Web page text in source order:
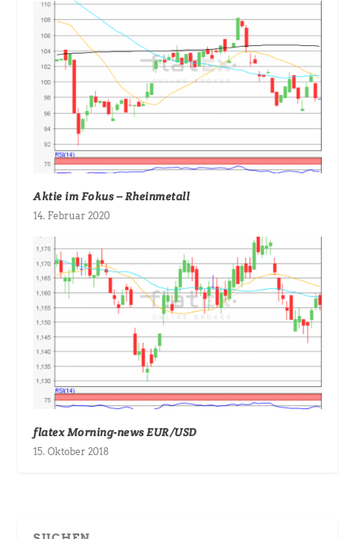
Aktie im Fokus – Rheinmetall
14. Februar 2020
flatex Morning-news EUR/USD
15. Oktober 2018